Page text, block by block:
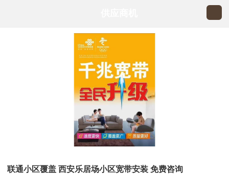
联通小区覆盖 西安乐居场小区宽带安装 免费咨询